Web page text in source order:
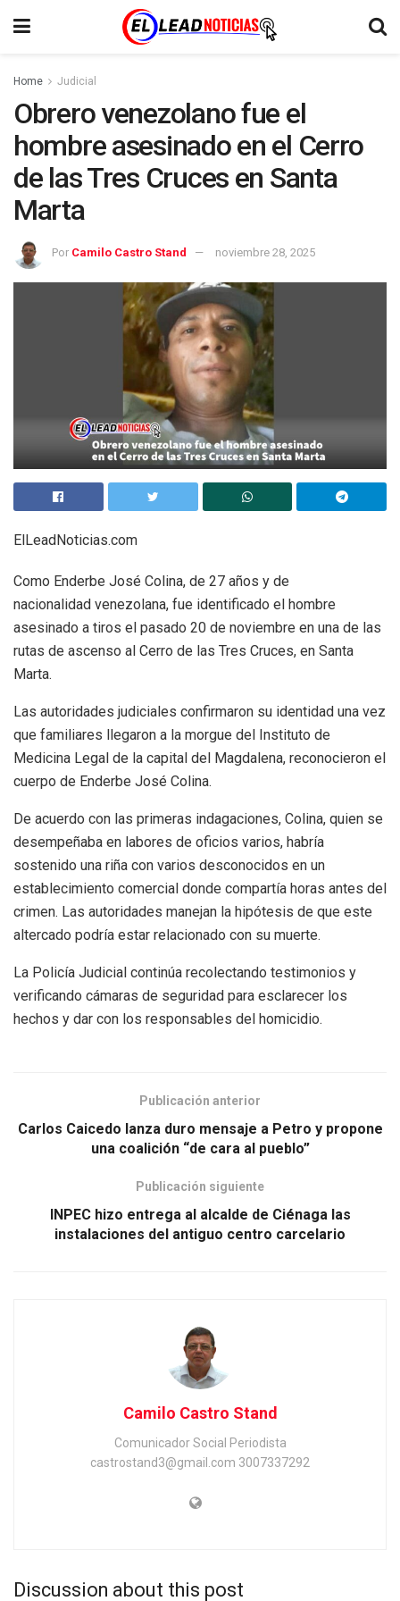
Home Judicial
Obrero venezolano fue el
hombre asesinado en el Cerro
de las Tres Cruces en Santa
Marta
Por Camilo Castro Stand noviembre 28, 2025
ElLeadNoticias.com
Como Enderbe José Colina, de 27 años y de
nacionalidad venezolana, fue identificado el hombre
asesinado a tiros el pasado 20 de noviembre en una de las
rutas de ascenso al Cerro de las Tres Cruces, en Santa
Marta.
Las autoridades judiciales confirmaron su identidad una vez
que familiares llegaron a la morgue del Instituto de
Medicina Legal de la capital del Magdalena, reconocieron el
cuerpo de Enderbe José Colina.
De acuerdo con las primeras indagaciones, Colina, quien se
desempeñaba en labores de oficios varios, habría
sostenido una riña con varios desconocidos en un
establecimiento comercial donde compartía horas antes del
crimen. Las autoridades manejan la hipótesis de que este
altercado podría estar relacionado con su muerte.
La Policía Judicial continúa recolectando testimonios y
verificando cámaras de seguridad para esclarecer los
hechos y dar con los responsables del homicidio.
Publicación anterior
Carlos Caicedo lanza duro mensaje a Petro y propone
una coalición “de cara al pueblo”
Publicación siguiente
INPEC hizo entrega al alcalde de Ciénaga las
instalaciones del antiguo centro carcelario
Camilo Castro Stand
Comunicador Social Periodista
castrostand3@gmail.com 3007337292
Discussion about this post